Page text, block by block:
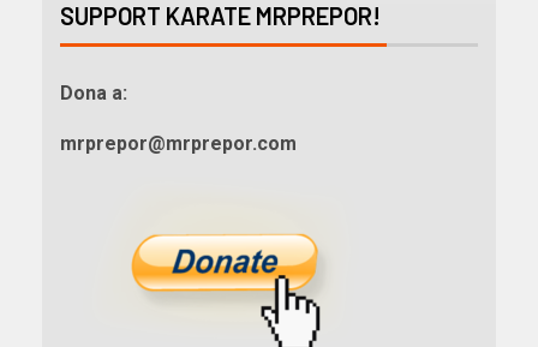
SUPPORT KARATE MRPREPOR!
Dona a:
mrprepor@mrprepor.com